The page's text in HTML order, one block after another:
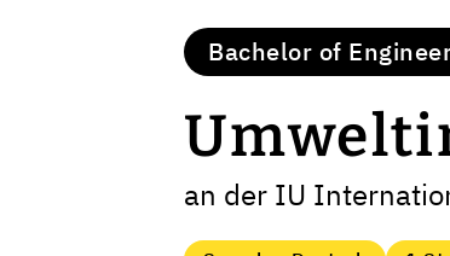
Bachelor of
an der IU